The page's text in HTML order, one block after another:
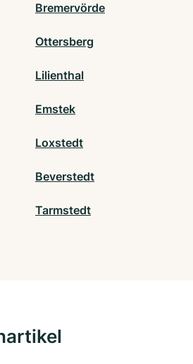
Bremervörde
Ottersberg
Lilienthal
Emstek
Loxstedt
Beverstedt
Tarmstedt